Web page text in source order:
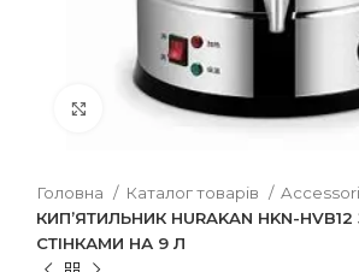
Клацніть, щоб збільшити
Головна Каталог товарів
КИП’ЯТИЛЬНИК HURAKAN HKN-
СТІНКАМИ НА 9 Л